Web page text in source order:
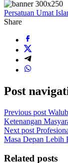
Persatuan Umat
Share
Post
Previous post
Ketenangan
Next post
Masa Depan Lebih
Related posts